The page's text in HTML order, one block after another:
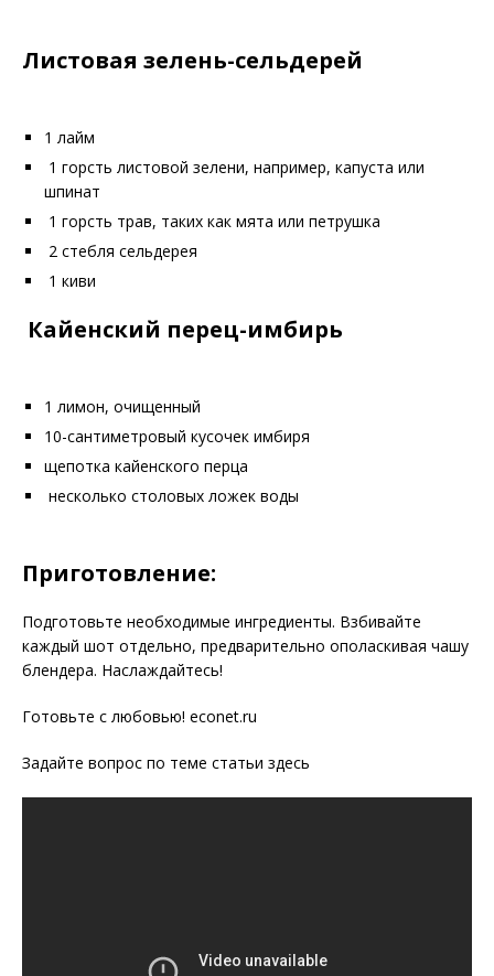
Листовая зелень-сельдерей
1 лайм
1 горсть листовой зелени, например, капуста или
шпинат
1 горсть трав, таких как мята или петрушка
2 стебля сельдерея
1 киви
Кайенский перец-имбирь
1 лимон, очищенный
10-сантиметровый кусочек имбиря
щепотка кайенского перца
несколько столовых ложек воды
Приготовление:
Подготовьте необходимые ингредиенты. Взбивайте
каждый шот отдельно, предварительно ополаскивая чашу
блендера. Наслаждайтесь!
Готовьте с любовью! econet.ru
Задайте вопрос по теме статьи здесь